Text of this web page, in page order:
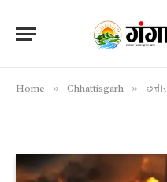
Home » Chhattisgarh » छत्तीसगढ़